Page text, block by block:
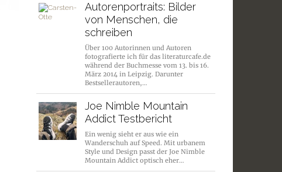
Autorenportraits: Bilder
von Menschen, die
schreiben
Über 100 Autorinnen und Autoren
fotografierte ich für das literaturcafe.de
während der Buchmesse vom 13. bis 16.
März 2014 in Leipzig. Darunter
Bestsellerautoren,…
Joe Nimble Mountain
Addict Testbericht
Ein wenig sieht er aus wie ein
Wanderschuh auf Speed. Mit urbanem
Style und Design passt der Joe Nimble
Mountain Addict optisch eher…